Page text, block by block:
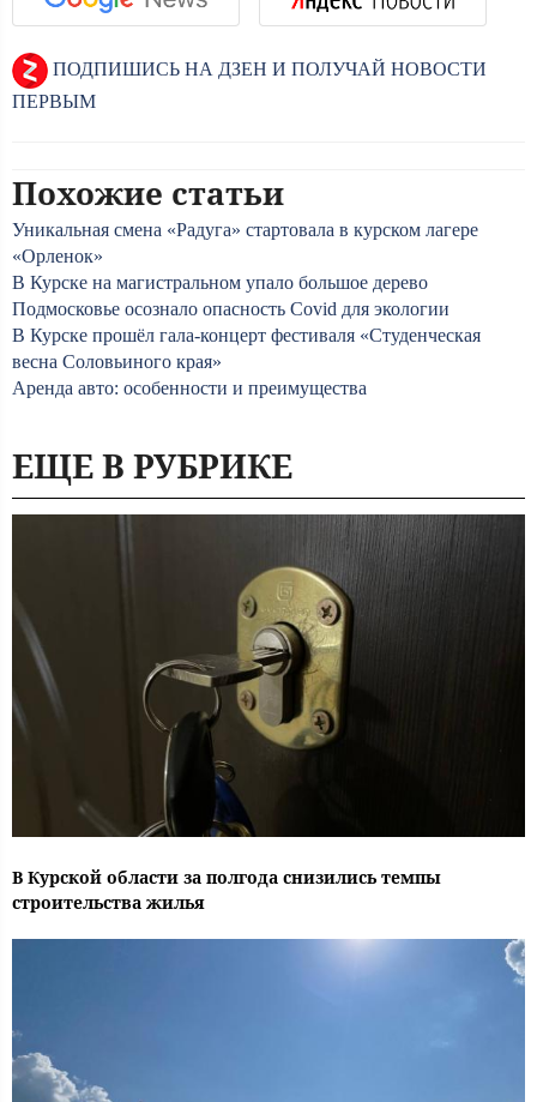
ПОДПИШИСЬ НА ДЗЕН И ПОЛУЧАЙ НОВОСТИ
ПЕРВЫМ
Похожие статьи
Уникальная смена «Радуга» стартовала в курском лагере
«Орленок»
В Курске на магистральном упало большое дерево
Подмосковье осознало опасность Covid для экологии
В Курске прошёл гала-концерт фестиваля «Студенческая
весна Соловьиного края»
Аренда авто: особенности и преимущества
ЕЩЕ В РУБРИКЕ
В Курской области за полгода снизились темпы
строительства жилья